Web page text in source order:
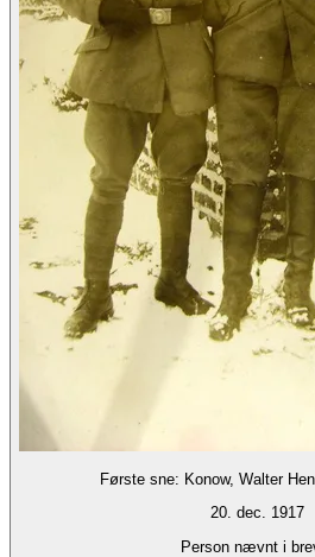
Første sne: Konow, Walter
20. dec. 1917
Person nævnt i